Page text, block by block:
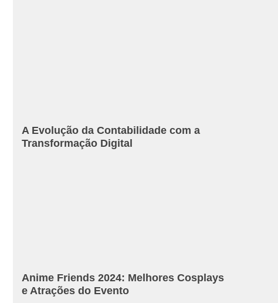
A Evolução da Contabilidade com a
Transformação Digital
Anime Friends 2024: Melhores Cosplays
e Atrações do Evento